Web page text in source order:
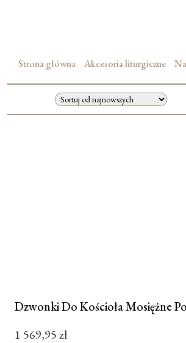
Blog
Moje konto
Strona główna Akcesoria liturgiczne
Dzwonki Do Kościoła Mosiężne
1 569,95zł